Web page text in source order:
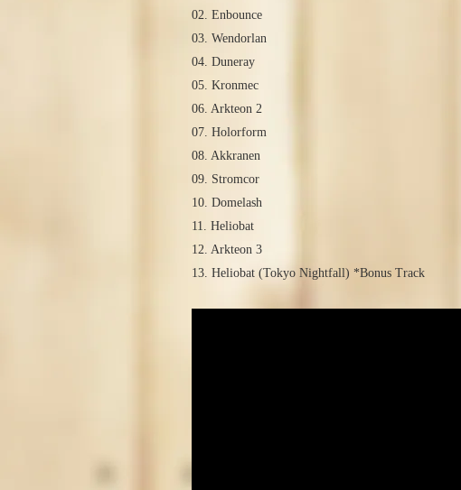
02. Enbounce
03. Wendorlan
04. Duneray
05. Kronmec
06. Arkteon 2
07. Holorform
08. Akkranen
09. Stromcor
10. Domelash
11. Heliobat
12. Arkteon 3
13. Heliobat (Tokyo Nightfall) *Bonus Track